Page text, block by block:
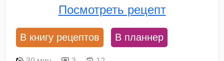
Посмотреть рецепт
В книгу рецептов В планнер